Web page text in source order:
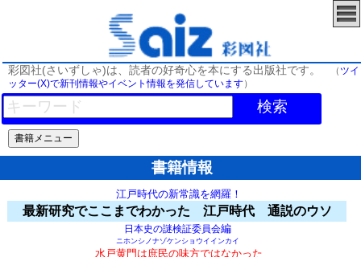
彩図社(さいずしゃ)は、読者の好奇心を本にする出版社です。 （ ツイ
ッター(X)で新刊情報やイベント情報を発信しています）
検索
書籍情報
江戸時代の新常識を網羅！
最新研究でここまでわかった 江戸時代 通説のウソ
日本史の謎検証委員会編
ニホンシノナゾケンショウイインカイ
水戸黄門は庶民の味方ではなかった